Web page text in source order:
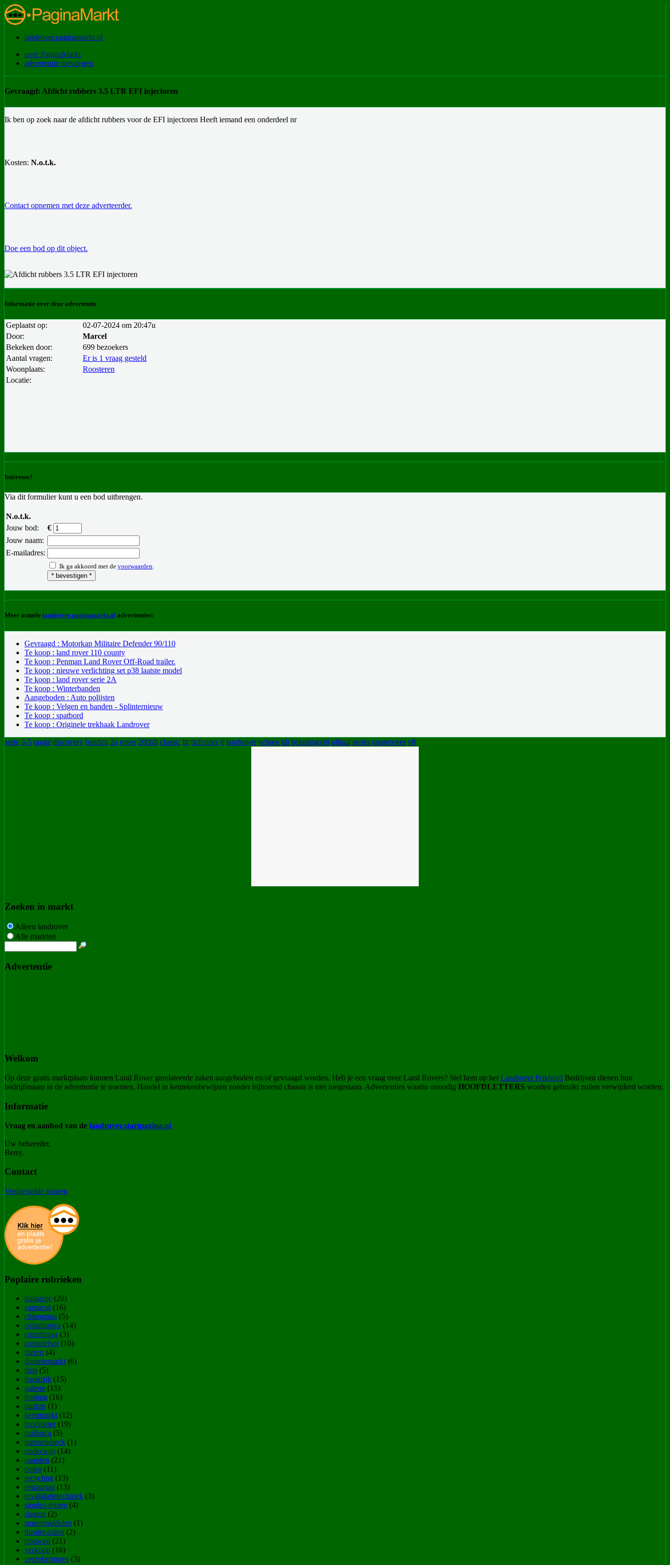
landrover.paginamarkt.nl
over PaginaMarkt
advertentie toevoegen
Gevraagd: Afdicht rubbers 3.5 LTR EFI injectoren
Ik ben op zoek naar de afdicht rubbers voor de EFI injectoren Heeft iemand een onderdeel nr
Kosten: N.o.t.k.
Contact opnemen met deze adverteerder.
Doe een bod op dit object.
Informatie over deze advertentie
Geplaatst op:
02-07-2024 om 20:47u
Door:
Marcel
Bekeken door:
699 bezoekers
Aantal vragen:
Er is 1 vraag gesteld
Woonplaats:
Roosteren
Locatie:
Interesse?
Via dit formulier kunt u een bod uitbrengen.
N.o.t.k.
Jouw bod:
€
Jouw naam:
E-mailadres:
Ik ga akkoord met de voorwaarden.
Meer actuele landrover.paginamarkt.nl advertenties:
Gevraagd : Motorkap Militaire Defender 90/110
Te koop : land rover 110 county
Te koop : Penman Land Rover Off-Road trailer.
Te koop : nieuwe verlichting set p38 laatste model
Te koop : land rover serie 2A
Te koop : Winterbanden
Aangeboden : Auto polijsten
Te koop : Velgen en banden - Splinternieuw
Te koop : spatbord
Te koop : Originele trekhaak Landrover
serie 3-5 range discovery banden 2a rover 200tdi classic ltr defender 0 landrover velgen tdi belastingvrij uitlaat series rangerover v8
Zoeken in markt
Alleen landrover
Alle markten
Advertentie
Welkom
Op deze gratis marktplaats kunnen Land Rover gerelateerde zaken aangeboden en/of gevraagd worden. Heb je een vraag over Land Rovers? Stel hem op het Landrover Prikbord Bedrijven dienen hun
bedrijfsnaam in de advertentie te noemen. Handel in kentekenbewijzen zonder bijhorend chassis is niet toegestaan. Advertenties waarin onnodig HOOFDLETTERS worden gebruikt zullen verwijderd worden.
Informatie
Vraag en aanbod van de landrover.startpagina.nl
Uw beheerder,
Berry.
Contact
Veelgestelde vragen
Poplaire rubrieken
bulgarije (20)
carnaval (16)
chiangmai (5)
costablanca (14)
costabrava (3)
costadelsol (10)
dieren (4)
domeinmarkt (6)
fiets (5)
frankrijk (15)
galerie (15)
hosting (16)
huahin (1)
kerstmarkt (12)
loodgieter (19)
mallorca (5)
mensendieck (1)
onderwijs (14)
paarden (21)
polen (11)
recycling (13)
restaurant (13)
revalidatietechniek (3)
singles-reizen (4)
slagers (2)
smeermiddelen (1)
theater-zalen (2)
trouwen (21)
verkoop (16)
verzekeringen (3)